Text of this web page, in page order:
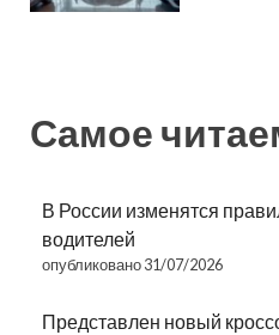
Самое
В России изменятся
водителей
опубликовано 31/07/2026
Представлен новый